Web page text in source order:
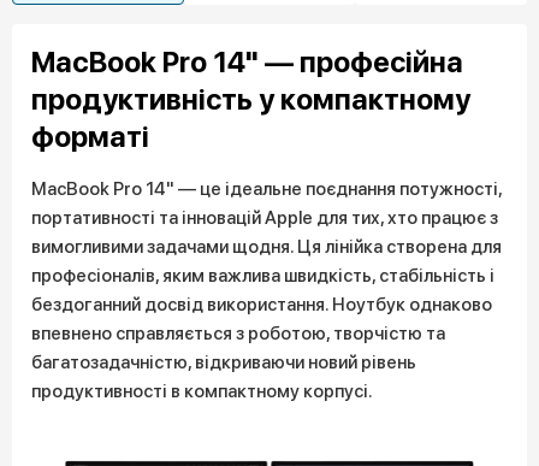
MacBook Pro 14" — професійна
продуктивність у компактному
форматі
MacBook Pro 14" — це ідеальне поєднання потужності,
портативності та інновацій Apple для тих, хто працює з
вимогливими задачами щодня. Ця лінійка створена для
професіоналів, яким важлива швидкість, стабільність і
бездоганний досвід використання. Ноутбук однаково
впевнено справляється з роботою, творчістю та
багатозадачністю, відкриваючи новий рівень
продуктивності в компактному корпусі.